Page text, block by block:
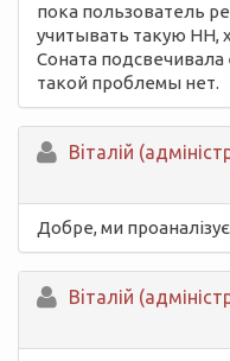
пока пользователь
учитывать такую НН,
Соната
такой проблемы нет.
Вiталій
Добре, ми
Вiталій